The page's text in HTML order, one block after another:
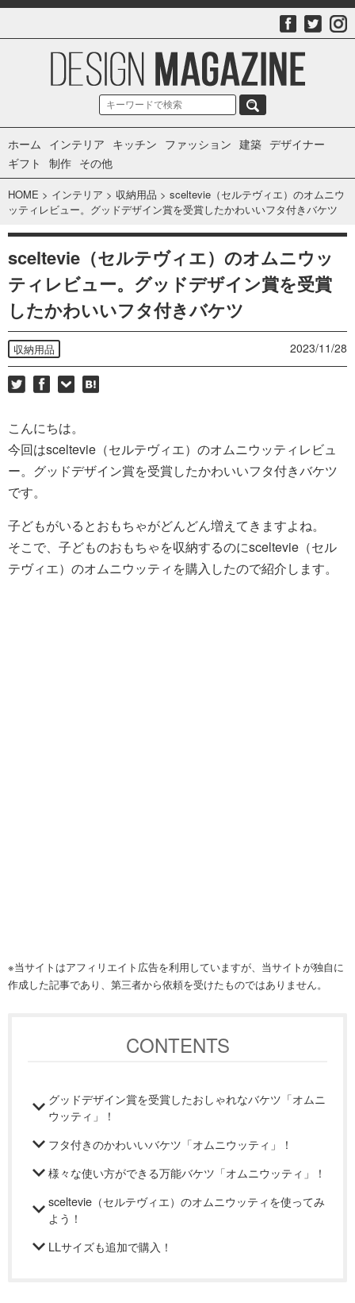
ホーム インテリア キッチン ファッション 建築 デザイナー
ギフト
制作 その他
HOME > インテリア > 収納用品 > sceltevie（セルテヴィエ）のオムニウ
ッティレビュー。グッドデザイン賞を受賞したかわいいフタ付きバケツ
sceltevie（セルテヴィエ）のオムニウッ
ティレビュー。グッドデザイン賞を受賞
したかわいいフタ付きバケツ
収納用品 2023/11/28
こんにちは。
今回はsceltevie（セルテヴィエ）のオムニウッティレビュ
ー。グッドデザイン賞を受賞したかわいいフタ付きバケツ
です。
子どもがいるとおもちゃがどんどん増えてきますよね。
そこで、子どものおもちゃを収納するのにsceltevie（セル
テヴィエ）のオムニウッティを購入したので紹介します。
※当サイトはアフィリエイト広告を利用していますが、当サイトが独自に
作成した記事であり、第三者から依頼を受けたものではありません。
CONTENTS
グッドデザイン賞を受賞したおしゃれなバケツ「オムニ
ウッティ」！
フタ付きのかわいいバケツ「オムニウッティ」！
様々な使い方ができる万能バケツ「オムニウッティ」！
sceltevie（セルテヴィエ）のオムニウッティを使ってみ
よう！
LLサイズも追加で購入！